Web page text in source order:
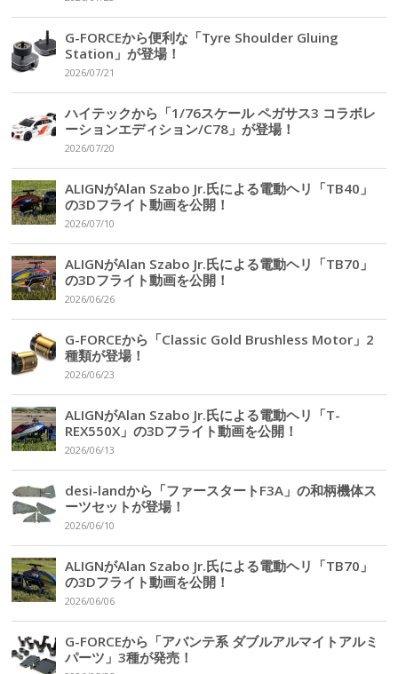
G-FORCEから便利な「Tyre Shoulder Gluing
Station」が登場！
2026/07/21
ハイテックから「1/76スケール ペガサス3 コラボレ
ーションエディション/C78」が登場！
2026/07/20
ALIGNがAlan Szabo Jr.氏による電動ヘリ「TB40」
の3Dフライト動画を公開！
2026/07/10
ALIGNがAlan Szabo Jr.氏による電動ヘリ「TB70」
の3Dフライト動画を公開！
2026/06/26
G-FORCEから「Classic Gold Brushless Motor」2
種類が登場！
2026/06/23
ALIGNがAlan Szabo Jr.氏による電動ヘリ「T-
REX550X」の3Dフライト動画を公開！
2026/06/13
desi-landから「ファースタートF3A」の和柄機体ス
ーツセットが登場！
2026/06/10
ALIGNがAlan Szabo Jr.氏による電動ヘリ「TB70」
の3Dフライト動画を公開！
2026/06/06
G-FORCEから「アバンテ系 ダブルアルマイトアルミ
パーツ」3種が発売！